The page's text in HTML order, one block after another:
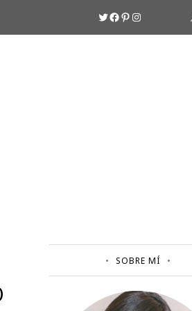
Twitter
Facebook
Pinterest
Instagram
SOBRE MÍ